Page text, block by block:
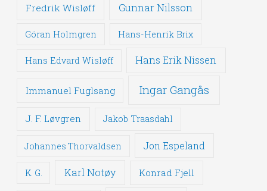
Fredrik Wisløff Gunnar Nilsson
Göran Holmgren Hans-Henrik Brix
Hans Edvard Wisløff Hans Erik Nissen
Immanuel Fuglsang Ingar Gangås
J. F. Løvgren Jakob Traasdahl
Johannes Thorvaldsen Jon Espeland
K. G. Karl Notøy Konrad Fjell